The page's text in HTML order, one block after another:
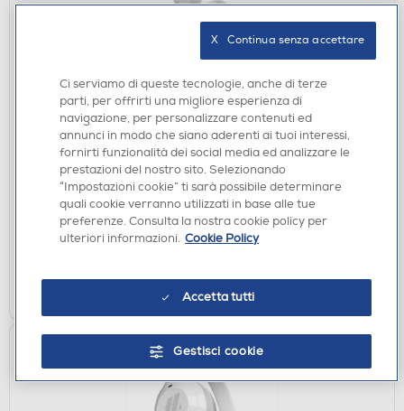
AURICOLARI
SBS - TEJZEARHOOXBTMAR-Effetto marmo
€ 44,90
Acquisto online:disponibile
Ritiro in negozio in 30' gratuito:verifica
Ci serviamo di queste tecnologie, anche di terze
parti, per offrirti una migliore esperienza di
navigazione, per personalizzare contenuti ed
annunci in modo che siano aderenti ai tuoi interessi,
fornirti funzionalità dei social media ed analizzare le
prestazioni del nostro sito. Selezionando
“Impostazioni cookie” ti sarà possibile determinare
quali cookie verranno utilizzati in base alle tue
preferenze. Consulta la nostra cookie policy per
ulteriori informazioni. Cookie Policy
Accetta tutti
Gestisci cookie
X   Continua senza accettare